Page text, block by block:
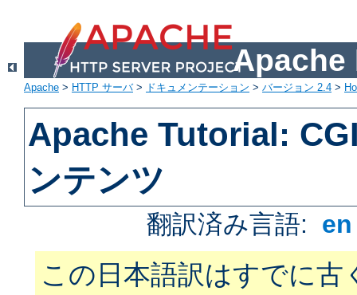
Apache
Apache > HTTP サーバ> ドキュメンテーション > バージョン 2.4 >
Apache Tutorial:
ンテンツ
翻訳済み言語:
この日本語訳はすでに古